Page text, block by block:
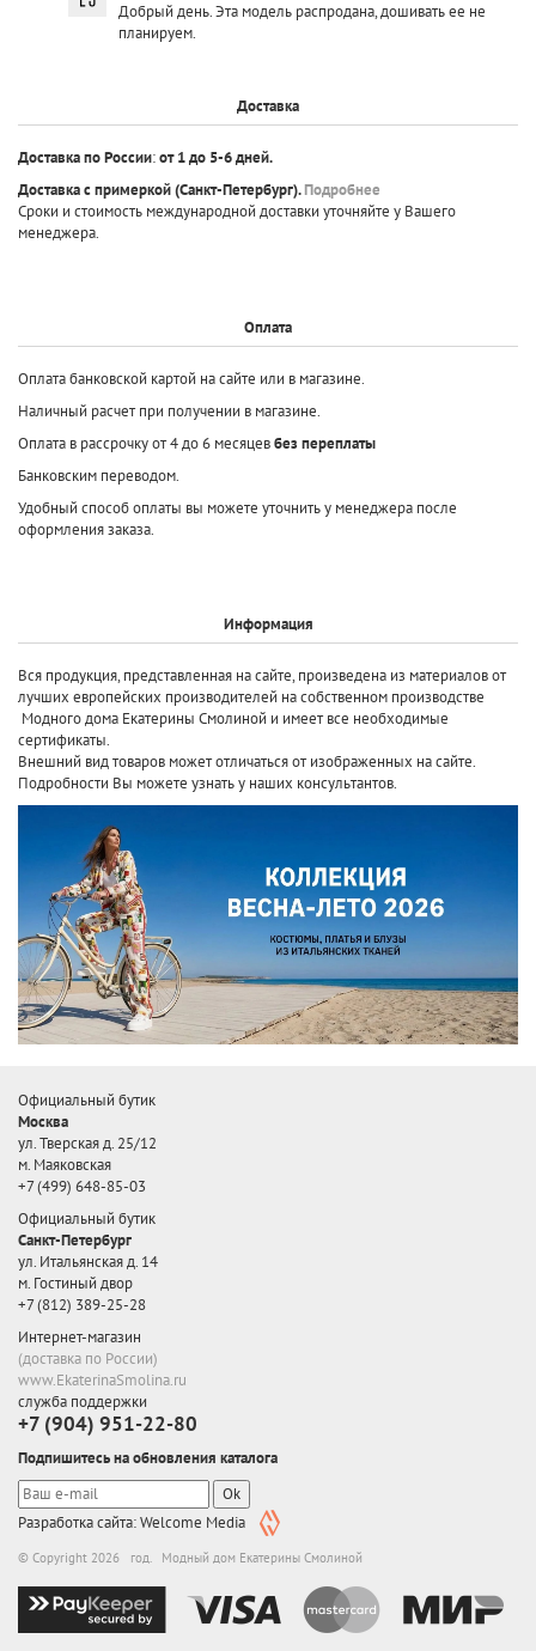
Добрый день. Эта модель распродана, дошивать ее не
планируем.
Доставка
Доставка по России:от 1 до 5-6 дней.
Доставка с примеркой(Санкт-Петербург).Подробнее
Сроки и стоимость международной доставки уточняйте у Вашего
менеджера.
Оплата
Оплата банковской картой на сайте или в магазине.
Наличный расчет при получении в магазине.
Оплата в рассрочку от 4 до 6 месяцевбез переплаты
Банковским переводом.
Удобный способ оплаты вы можете уточнить у менеджера после
оформления заказа.
Информация
Вся продукция, представленная на сайте, произведена из материалов от
лучших европейских производителей на собственном производстве
Модного дома Екатерины Смолиной и имеет все необходимые
сертификаты.
Внешний вид товаров может отличаться от изображенных на сайте.
Подробности Вы можете узнать у наших консультантов.
Официальный бутик
Москва
ул. Тверская д. 25/12
м. Маяковская
+7 (499) 648-85-03
Официальный бутик
Санкт-Петербург
ул. Итальянская д. 14
м. Гостиный двор
+7 (812) 389-25-28
Интернет-магазин
(доставка по России)
www.EkaterinaSmolina.ru
служба поддержки
+7 (904) 951-22-80
Подпишитесь на обновления каталога
Ok
Разработка сайта: Welcome Media
© Copyright 2026 год. Модный дом Екатерины Смолиной